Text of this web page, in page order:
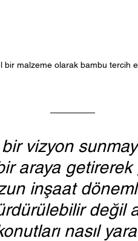
bir malzeme olarak bambu tercih
vizyon
araya
inşaat
değil
nasıl